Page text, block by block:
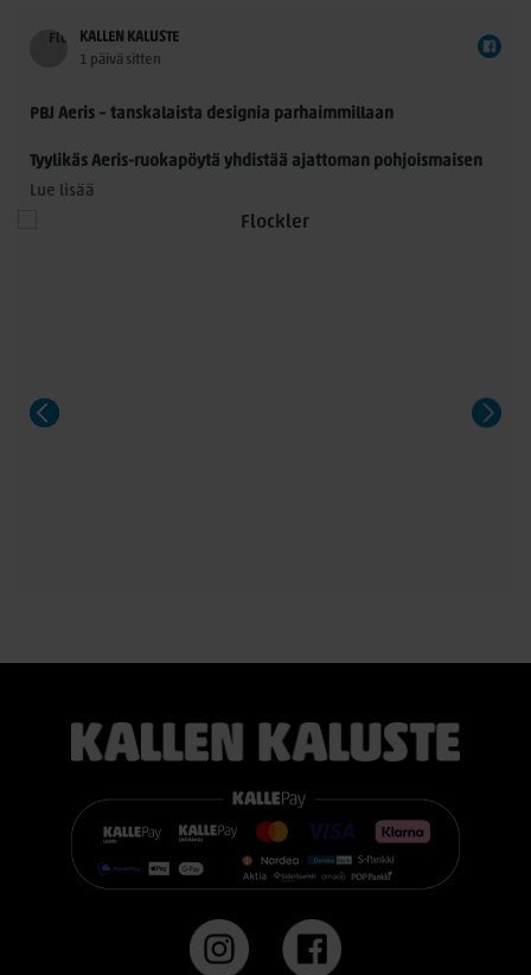
KALLEN KALUSTE
1 päivä sitten
PBJ Aeris – tanskalaista designia parhaimmillaan
Tyylikäs Aeris-ruokapöytä yhdistää ajattoman pohjoismaisen
muotoilun ja käytännöllisyyden. Morten Svendsenin
suunnittelemassa pöydässä on kauniisti muotoillut
massiivitammijalat ja useita laadukkaita kansivaihtoehtoja.
illallisiin.
Lue lisää